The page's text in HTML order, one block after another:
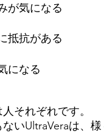
が気になる
抵抗がある
になる
それぞれです。
いUltraVeraは、